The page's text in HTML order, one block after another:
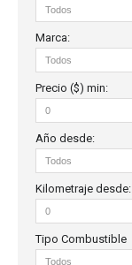
Marca:
Precio ($) min:
Año desde:
Kilometraje desde:
Tipo Combustible